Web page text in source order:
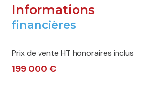
Informations
financières
Prix de vente HT honoraires inclus
199 000 €